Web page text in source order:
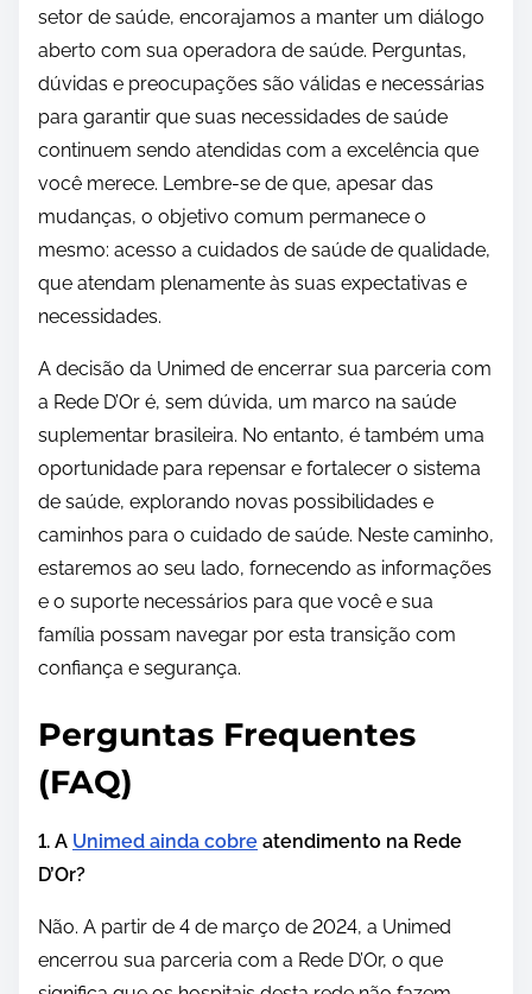
setor de saúde, encorajamos a manter um diálogo
aberto com sua operadora de saúde. Perguntas,
dúvidas e preocupações são válidas e necessárias
para garantir que suas necessidades de saúde
continuem sendo atendidas com a excelência que
você merece. Lembre-se de que, apesar das
mudanças, o objetivo comum permanece o
mesmo: acesso a cuidados de saúde de qualidade,
que atendam plenamente às suas expectativas e
necessidades.
A decisão da Unimed de encerrar sua parceria com
a Rede D’Or é, sem dúvida, um marco na saúde
suplementar brasileira. No entanto, é também uma
oportunidade para repensar e fortalecer o sistema
de saúde, explorando novas possibilidades e
caminhos para o cuidado de saúde. Neste caminho,
estaremos ao seu lado, fornecendo as informações
e o suporte necessários para que você e sua
família possam navegar por esta transição com
confiança e segurança.
Perguntas Frequentes
(FAQ)
1. A Unimed ainda cobre atendimento na Rede
D’Or?
Não. A partir de 4 de março de 2024, a Unimed
encerrou sua parceria com a Rede D’Or, o que